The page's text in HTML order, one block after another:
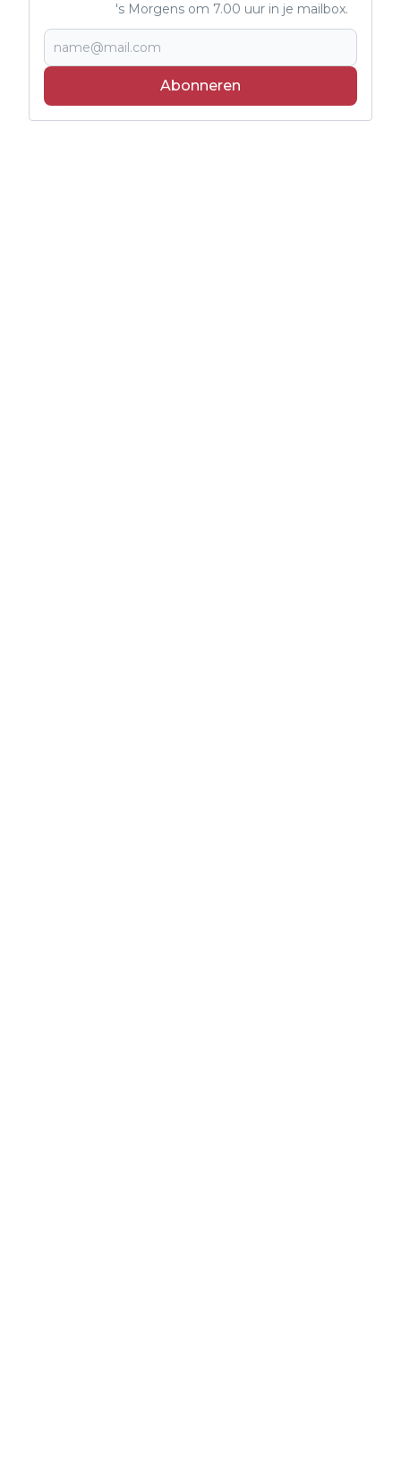
's Morgens om 7.00 uur in je mailbox.
Abonneren